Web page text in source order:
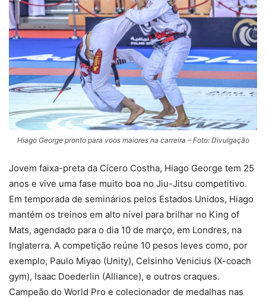
Hiago George pronto para voos maiores na carreira – Foto: Divulgação
Jovem faixa-preta da Cícero Costha, Hiago George tem 25
anos e vive uma fase muito boa no Jiu-Jitsu competitivo.
Em temporada de seminários pelos Estados Unidos, Hiago
mantém os treinos em alto nível para brilhar no King of
Mats, agendado para o dia 10 de março, em Londres, na
Inglaterra. A competição reúne 10 pesos leves como, por
exemplo, Paulo Miyao (Unity), Celsinho Venicius (X-coach
gym), Isaac Doederlin (Alliance), e outros craques.
Campeão do World Pro e colecionador de medalhas nas